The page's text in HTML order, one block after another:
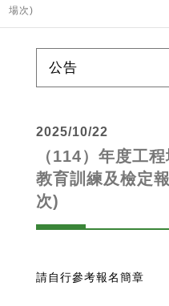
場次)
公告
2025/10/22
（114）年度工
教育訓練及檢定
次)
請自行參考報名簡章